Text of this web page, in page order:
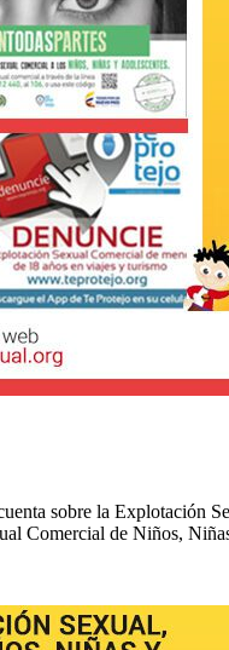
sobre la Explotación
Comercial de Niños,